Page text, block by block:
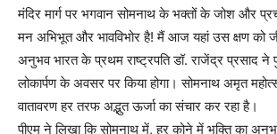
मंदिर मार्ग पर भगवान सोमनाथ के भक्तों के जोश और
मन अभिभूत और भावविभोर है! मैं आज यहां उस क्षण को
अनुभव भारत के प्रथम राष्ट्रपति डॉ. राजेंद्र प्रसाद ने
लोकार्पण के अवसर पर किया होगा। सोमनाथ अमृत
वातावरण हर तरफ अद्भुत ऊर्जा का संचार कर रहा है।
पीएम ने लिखा कि सोमनाथ में, हर कोने में भक्ति का